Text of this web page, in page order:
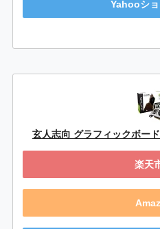
Yahooシ
玄人志向 グラフィックボー
楽天